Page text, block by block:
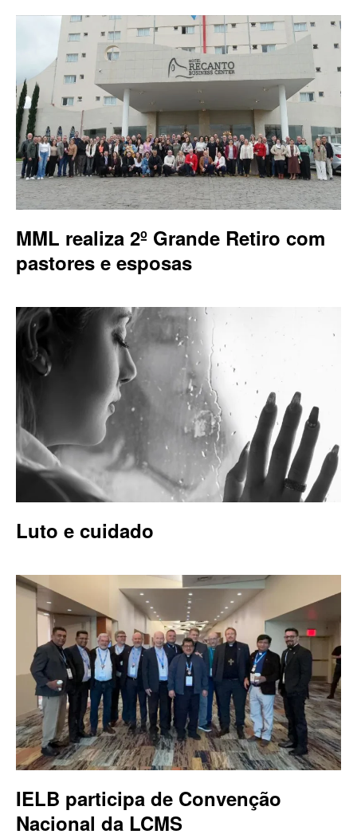
MML realiza 2º Grande Retiro com
pastores e esposas
Luto e cuidado
IELB participa de Convenção
Nacional da LCMS